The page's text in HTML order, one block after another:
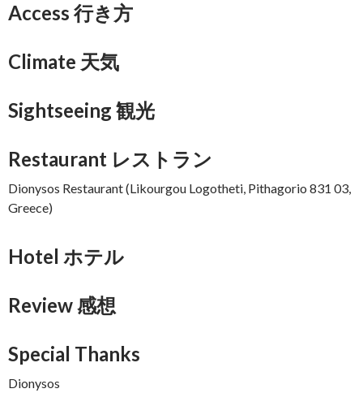
Access 行き方
Climate 天気
Sightseeing 観光
Restaurant レストラン
Dionysos Restaurant (Likourgou Logotheti, Pithagorio 831 03,
Greece)
Hotel ホテル
Review 感想
Special Thanks
Dionysos